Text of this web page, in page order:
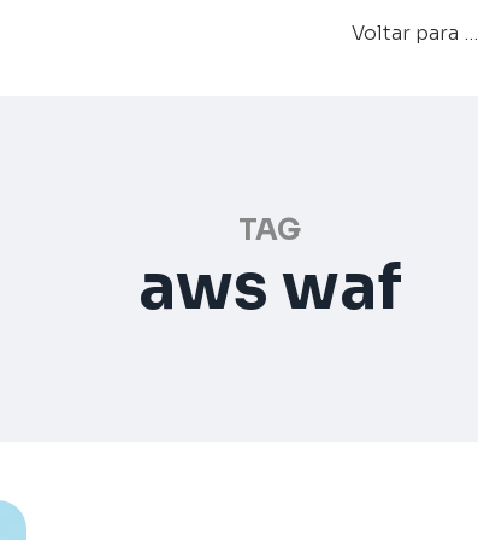
Voltar para …
TAG
aws waf